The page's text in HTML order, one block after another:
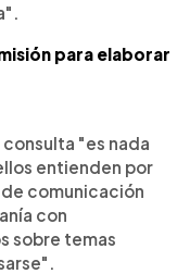
para elaborar
"es nada
entienden por
comunicación
con
sobre temas